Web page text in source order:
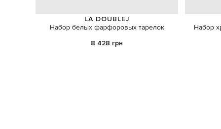
LA DOUBLEJ
Набор белых фарфоровых тарелок
8 428 грн
Набор